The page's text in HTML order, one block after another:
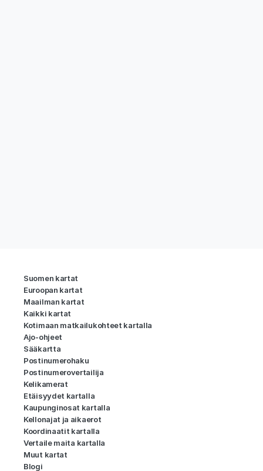
Suomen kartat
Euroopan kartat
Maailman kartat
Kaikki kartat
Kotimaan matkailukohteet kartalla
Ajo-ohjeet
Sääkartta
Postinumerohaku
Postinumerovertailija
Kelikamerat
Etäisyydet kartalla
Kaupunginosat kartalla
Kellonajat ja aikaerot
Koordinaatit kartalla
Vertaile maita kartalla
Muut kartat
Blogi